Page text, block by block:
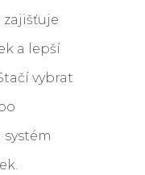
zajišťuje
a lepší
vybrat